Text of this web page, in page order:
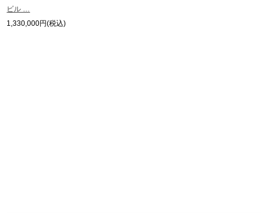
ビル …
1,330,000円(税込)